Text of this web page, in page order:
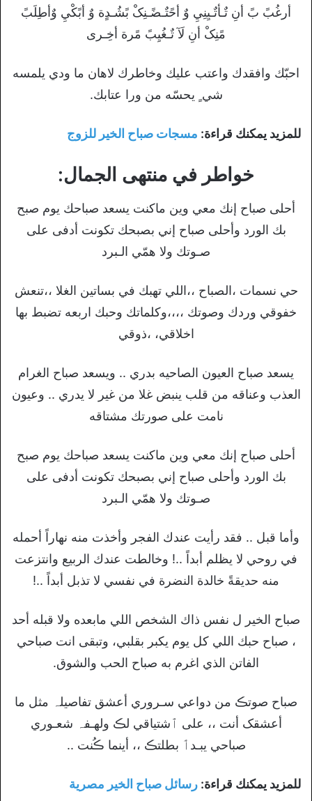
أرغُبً بً أنِ تٌـأتٌـيِنِيِ وٌ أحًتٌـضًـنِکْ بًشُـدٍة وٌ أبًکْيِ وٌأطِلَبً
مًنِکْ أنِ لَآ تٌـغُيِبً مًرة أخِـرى
احبّك وافقدك واعتب عليك وخاطرك لاهان ما ودي يلمسه
شي ٍ يحسّه من ورا عتابك.
للمزيد يمكنك قراءة: مسجات صباح الخير للزوج
خواطر في منتهى الجمال:
أحلى صباح إنك معي وين ماكنت يسعد صباحك يوم صبح
بك الورد وأحلى صباح إني بصبحك تكونت أدفى على
صـوتك ولا همّي الـبرد
حي نسمات ،الصباح ،،اللي تهبك في بساتين الغلا ،،تنعش
خفوقي وردك وصوتك ،،،،وكلماتك وحبك اربعه تضبط بها
اخلاقي، ،ذوقي
يسعد صباح العيون الصاحيه بدري .. ويسعد صباح الغرام
العذب وعناقه من قلب ينبض غلا من غير لا يدري .. وعيون
نامت على صورتك مشتاقه
أحلى صباح إنك معي وين ماكنت يسعد صباحك يوم صبح
بك الورد وأحلى صباح إني بصبحك تكونت أدفى على
صـوتك ولا همّي الـبرد
وأما قبل .. فقد رأيت عندك الفجر وأخذت منه نهاراً أحمله
في روحي لا يظلم أبداً ..! وخالطت عندك الربيع وانتزعت
منه حديقةً خالدة النضرة في نفسي لا تذبل أبداً ..!
صباح الخير ل نفس ذاك الشخص اللي مابعده ولا قبله أحد
، صباح حبك اللي كل يوم يكبر بقلبي، وتبقى انت صباحي
الفاتن الذي اغرم به صباح الحب والشوق.
صباح صوتڪ من دواعي سـروري أعشق تفاصيلہ مثل ما
أعشقک أنت ،، على ٱشتياقي لڪ ولهـفہ شعـوري
صباحي يبـدٲ بطلتڪ ،، أينما ڪُنت ..
للمزيد يمكنك قراءة: رسائل صباح الخير مصرية